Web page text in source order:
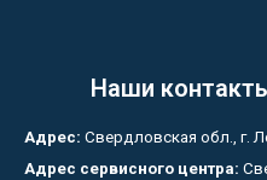
Наши
Адрес: Свердловская обл., г.
Адрес сервисного центра: